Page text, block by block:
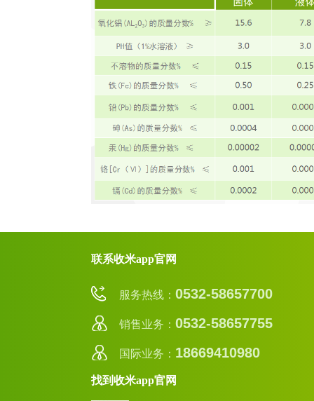
联系收米app官网
服务热线： 0532-58657700
销售业务： 0532-58657755
国际业务： 18669410980
找到收米app官网